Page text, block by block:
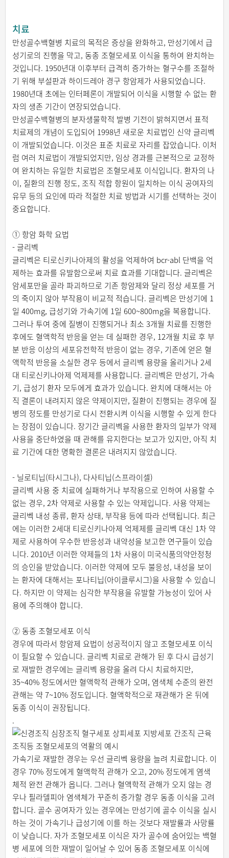
치료
만성골수백혈병 치료의 목적은 증상을 완화하고, 만성기에서 급
성기로의 진행을 막고, 동종 조혈모세포 이식을 통하여 완치하는
것입니다. 1950년대 이후부터 급격히 증가하는 혈구수를 조절하
기 위해 부설판과 하이드레아 경구 항암제가 사용되었습니다.
1980년대 초에는 인터페론이 개발되어 이식을 시행할 수 없는 환
자의 생존 기간이 연장되었습니다.
만성골수백혈병의 분자생물학적 발병 기전이 밝혀지면서 표적
치료제의 개념이 도입되어 1998년 새로운 치료법인 신약 글리벡
이 개발되었습니다. 이것은 표준 치료로 자리를 잡았습니다. 이처
럼 여러 치료법이 개발되었지만, 임상 경과를 근본적으로 교정하
여 완치하는 유일한 치료법은 조혈모세포 이식입니다. 환자의 나
이, 질환의 진행 정도, 조직 적합 항원이 일치하는 이식 공여자의
유무 등의 요인에 따라 적절한 치료 방법과 시기를 선택하는 것이
중요합니다.
① 항암 화학 요법
- 글리벡
글리벡은 티로신키나아제의 활성을 억제하여 bcr-abl 단백을 억
제하는 효과를 유발함으로써 치료 효과를 기대합니다. 글리벡은
암세포만을 골라 파괴하므로 기존 항암제와 달리 정상 세포를 거
의 죽이지 않아 부작용이 비교적 적습니다. 글리벡은 만성기에 1
일 400mg, 급성기와 가속기에 1일 600~800mg을 복용합니다.
그러나 투여 중에 질병이 진행되거나 최소 3개월 치료를 진행한
후에도 혈액학적 반응을 얻는 데 실패한 경우, 12개월 치료 후 부
분 반응 이상의 세포유전학적 반응이 없는 경우, 기존에 얻은 혈
액학적 반응을 소실한 경우 등에서 글리벡 용량을 올리거나 2세
대 티로신키나아제 억제제를 사용합니다. 글리벡은 만성기, 가속
기, 급성기 환자 모두에게 효과가 있습니다. 완치에 대해서는 아
직 결론이 내려지지 않은 약제이지만, 질환이 진행되는 경우에 질
병의 정도를 만성기로 다시 전환시켜 이식을 시행할 수 있게 한다
는 장점이 있습니다. 장기간 글리벡을 사용한 환자의 일부가 약제
사용을 중단하였을 때 관해를 유지한다는 보고가 있지만, 아직 치
료 기간에 대한 명확한 결론은 내려지지 않았습니다.
- 닐로티닙(타시그나), 다사티닙(스프라이셀)
글리벡 사용 중 치료에 실패하거나 부작용으로 인하여 사용할 수
없는 경우, 2차 약제로 사용할 수 있는 약제입니다. 사용 약제는
글리벡 내성 종류, 환자 상태, 부작용 등에 따라 선택됩니다. 최근
에는 이러한 2세대 티로신키나아제 억제제를 글리벡 대신 1차 약
제로 사용하여 우수한 반응성과 내약성을 보고한 연구들이 있습
니다. 2010년 이러한 약제들의 1차 사용이 미국식품의약안정청
의 승인을 받았습니다. 이러한 약제에 모두 불응성, 내성을 보이
는 환자에 대해서는 포나티닙(아이클루시그)을 사용할 수 있습니
다. 하지만 이 약제는 심각한 부작용을 유발할 가능성이 있어 사
용에 주의해야 합니다.
② 동종 조혈모세포 이식
경우에 따라서 항암제 요법이 성공적이지 않고 조혈모세포 이식
이 필요할 수 있습니다. 글리벡 치료로 관해가 된 후 다시 급성기
로 재발한 경우에는 글리벡 용량을 올려 다시 치료하지만,
35~40% 정도에서만 혈액학적 관해가 오며, 염색체 수준의 완전
관해는 약 7~10% 정도입니다. 혈액학적으로 재관해가 온 뒤에
동종 이식이 권장됩니다.
.
가속기로 재발한 경우는 우선 글리벡 용량을 늘려 치료합니다. 이
경우 70% 정도에게 혈액학적 관해가 오고, 20% 정도에게 염색
체적 완전 관해가 옵니다. 그러나 혈액학적 관해가 오지 않는 경
우나 필라델피아 염색체가 꾸준히 증가할 경우 동종 이식을 고려
합니다. 골수 공여자가 있는 경우에는 만성기에 골수 이식을 실시
하는 것이 가속기나 급성기에 이를 하는 것보다 재발률과 사망률
이 낮습니다. 자가 조혈모세포 이식은 자가 골수에 숨어있는 백혈
병 세포에 의한 재발이 일어날 수 있어 동종 조혈모세포 이식에